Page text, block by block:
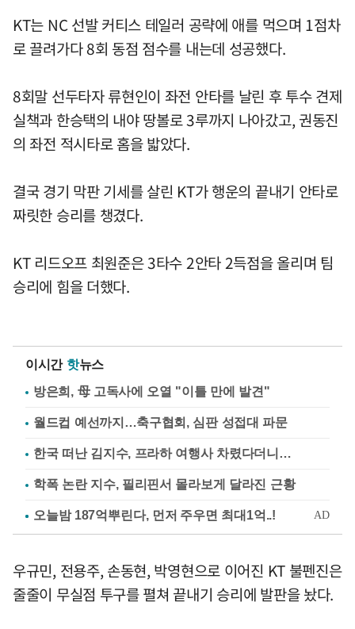
KT는 NC 선발 커티스 테일러 공략에 애를 먹으며 1점차
로 끌려가다 8회 동점 점수를 내는데 성공했다.
8회말 선두타자 류현인이 좌전 안타를 날린 후 투수 견제
실책과 한승택의 내야 땅볼로 3루까지 나아갔고, 권동진
의 좌전 적시타로 홈을 밟았다.
결국 경기 막판 기세를 살린 KT가 행운의 끝내기 안타로
짜릿한 승리를 챙겼다.
KT 리드오프 최원준은 3타수 2안타 2득점을 올리며 팀
승리에 힘을 더했다.
이시간 핫뉴스
방은희, 母 고독사에 오열 "이틀 만에 발견"
월드컵 예선까지…축구협회, 심판 성접대 파문
한국 떠난 김지수, 프라하 여행사 차렸다더니…
학폭 논란 지수, 필리핀서 몰라보게 달라진 근황
우규민, 전용주, 손동현, 박영현으로 이어진 KT 불펜진은
줄줄이 무실점 투구를 펼쳐 끝내기 승리에 발판을 놨다.